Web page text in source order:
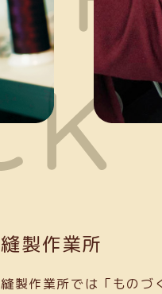
縫製作業所
縫製作業所では「ものづ